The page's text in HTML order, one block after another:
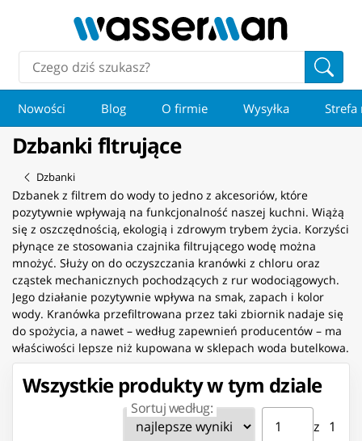
Nowości Blog O firmie Wysyłka Strefa
Dzbanki fltrujące
Dzbanki
Dzbanek z filtrem do wody to jedno z akcesoriów, które
pozytywnie wpływają na funkcjonalność naszej kuchni. Wiążą
się z oszczędnością, ekologią i zdrowym trybem życia. Korzyści
płynące ze stosowania czajnika filtrującego wodę można
mnożyć. Służy on do oczyszczania kranówki z chloru oraz
cząstek mechanicznych pochodzących z rur wodociągowych.
Jego działanie pozytywnie wpływa na smak, zapach i kolor
wody. Kranówka przefiltrowana przez taki zbiornik nadaje się
do spożycia, a nawet – według zapewnień producentów – ma
właściwości lepsze niż kupowana w sklepach woda butelkowa.
Wszystkie produkty w tym dziale
Sortuj według: Strona ⁨1⁩ z ⁨1⁩
z ⁨1⁩
Przejdź do strony